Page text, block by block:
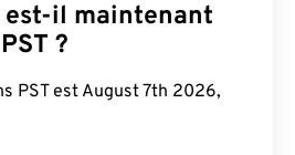
est-il maintenant
?
PST est August 7th 2026,